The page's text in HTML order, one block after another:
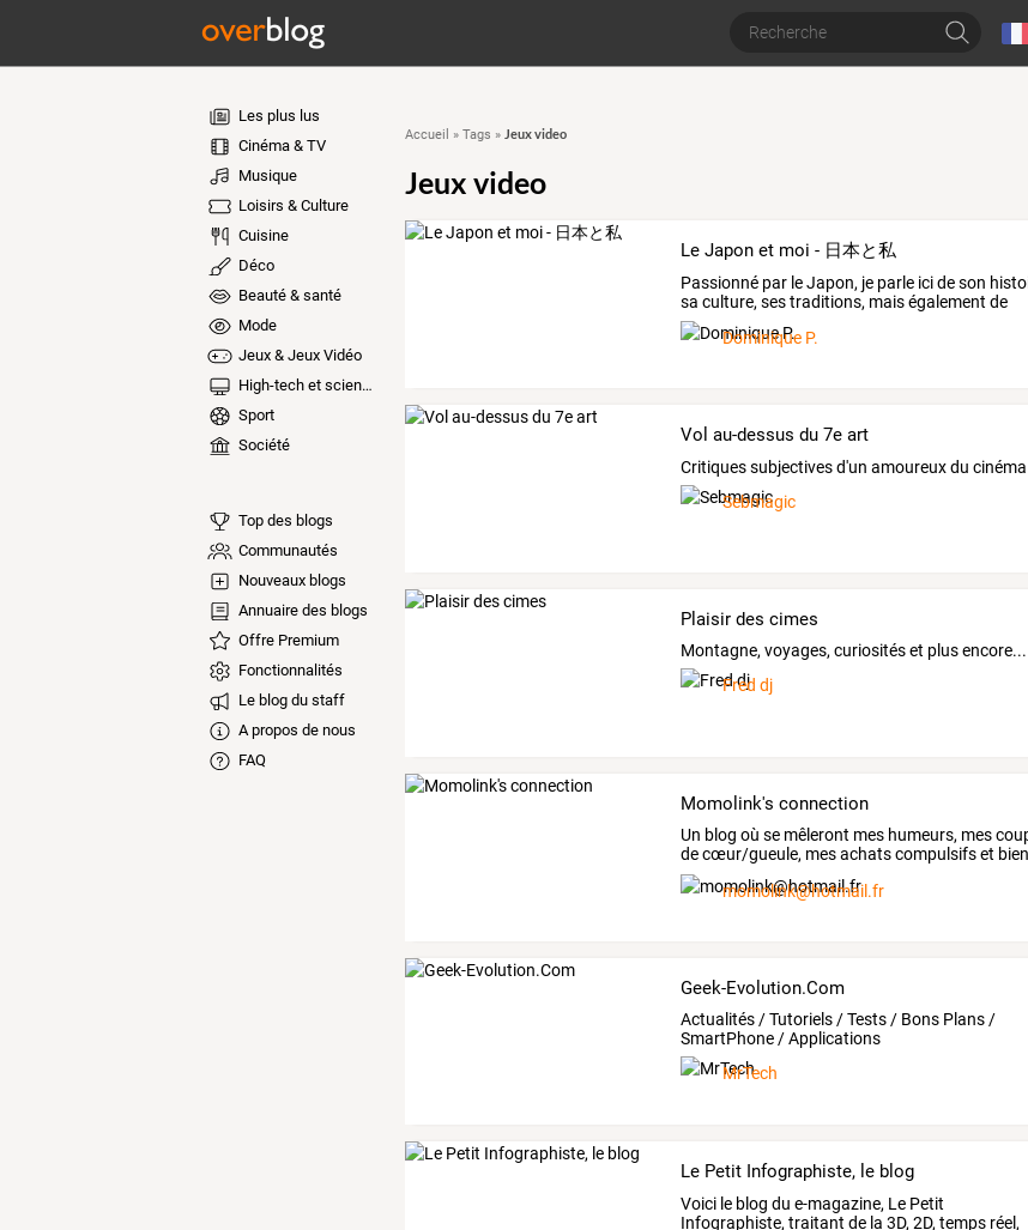
Les plus lus
Cinéma & TV
Musique
Loisirs & Culture
Cuisine
Déco
Beauté & santé
Mode
Jeux & Jeux Vidéo
High-tech et sciences
Sport
Société
Top des blogs
Communautés
Nouveaux blogs
Annuaire des blogs
Offre Premium
Fonctionnalités
Le blog du staff
A propos de nous
FAQ
Accueil » Tags » Jeux video
Jeux video
Le Japon et moi - 日本と私
Passionné par leJapon, je parle icideson
sa culture, sestraditions, maiségalement de
mes
Dominique P.
Vol au-dessus du 7e art
Critiques subjectives d'un amoureux du cinéma
Sebmagic
Plaisir des cimes
Montagne, voyages, curiosités et plus encore...
Fred dj
Momolink's connection
Un blog où se mêleront mes humeurs, mes
decœur/gueule, mesachatscompulsifset bien
d'autres
momolink@hotmail.fr
Geek-Evolution.Com
Actualités / Tutoriels / Tests / Bons Plans /
SmartPhone / Applications
MrTech
Le Petit Infographiste, le blog
Voici le blog du e-magazine, Le Petit
Infographiste, traitant de la 3D, 2D, temps réel,